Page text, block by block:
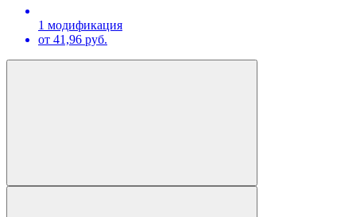
1 модификация
от 41,96 руб.